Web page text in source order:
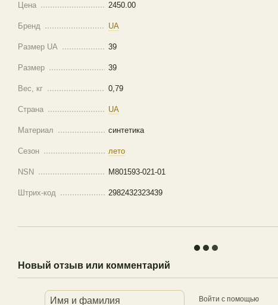
Цена 2450.00
Бренд UA
Размер UA 39
Размер 39
Вес, кг 0,79
Страна UA
Материал синтетика
Сезон лето
NSN M801593-021-01
Штрих-код 2982432323439
Новый отзыв или комментарий
Войти с помощью